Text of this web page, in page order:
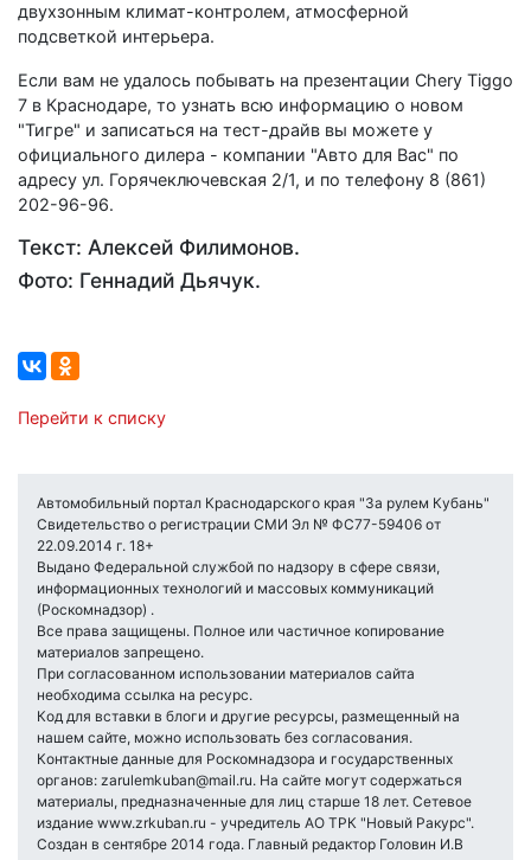
двухзонным климат-контролем, атмосферной
подсветкой интерьера.
Если вам не удалось побывать на презентации Chery Tiggo
7 в Краснодаре, то узнать всю информацию о новом
"Тигре" и записаться на тест-драйв вы можете у
официального дилера - компании "Авто для Вас" по
адресу ул. Горячеключевская 2/1, и по телефону 8 (861)
202-96-96.
Текст: Алексей Филимонов.
Фото: Геннадий Дьячук.
Перейти к списку
Автомобильный портал Краснодарского края "За рулем Кубань"
Свидетельство о регистрации СМИ Эл № ФС77-59406 от
22.09.2014 г. 18+
Выдано Федеральной службой по надзору в сфере связи,
информационных технологий и массовых коммуникаций
(Роскомнадзор) .
Все права защищены. Полное или частичное копирование
материалов запрещено.
При согласованном использовании материалов сайта
необходима ссылка на ресурс.
Код для вставки в блоги и другие ресурсы, размещенный на
нашем сайте, можно использовать без согласования.
Контактные данные для Роскомнадзора и государственных
органов: zarulemkuban@mail.ru. На сайте могут содержаться
материалы, предназначенные для лиц старше 18 лет. Сетевое
издание www.zrkuban.ru - учредитель АО ТРК "Новый Ракурс".
Создан в сентябре 2014 года. Главный редактор Головин И.В